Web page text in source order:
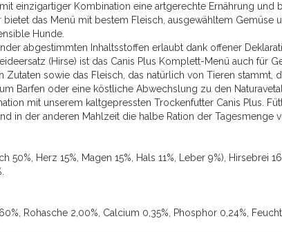
einzigartiger Kombination eine artgerechte Ernährung und
das Menü mit bestem Fleisch, ausgewähltem
Hunde.
abgestimmten Inhaltsstoffen erlaubt dank offener
(Hirse) ist das Canis Plus Komplett-Menü auch für
Zutaten sowie das Fleisch, das natürlich von Tieren stammt,
Barfen oder eine köstliche Abwechslung zu den
mit unserem kaltgepressten Trockenfutter Canis Plus.
in der anderen Mahlzeit die halbe Ration der Tagesmenge
Herz 15%, Magen 15%, Hals 11%, Leber 9%), Hirsebrei
Rohasche 2,00%, Calcium 0,35%, Phosphor 0,24%,